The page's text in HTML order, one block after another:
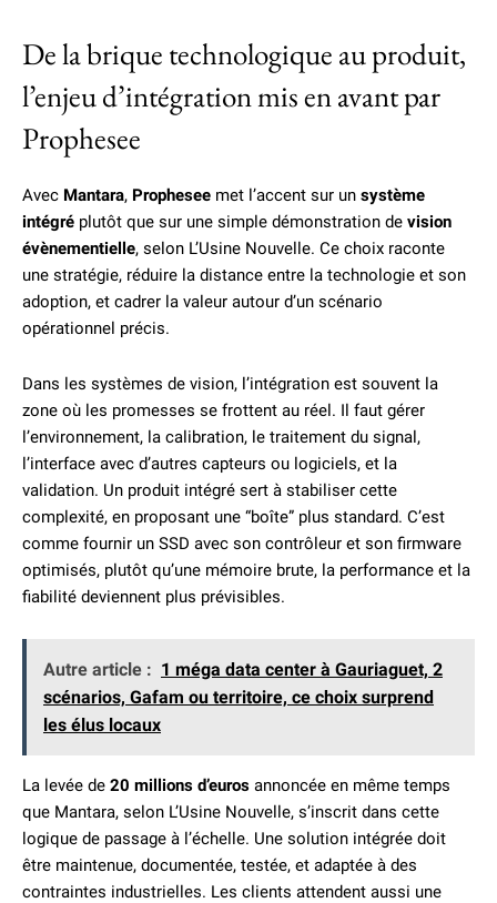
De la brique technologique au produit,
l’enjeu d’intégration mis en avant par
Prophesee
Avec Mantara, Prophesee met l’accent sur un système
intégré plutôt que sur une simple démonstration de vision
évènementielle, selon L’Usine Nouvelle. Ce choix raconte
une stratégie, réduire la distance entre la technologie et son
adoption, et cadrer la valeur autour d’un scénario
opérationnel précis.
Dans les systèmes de vision, l’intégration est souvent la
zone où les promesses se frottent au réel. Il faut gérer
l’environnement, la calibration, le traitement du signal,
l’interface avec d’autres capteurs ou logiciels, et la
validation. Un produit intégré sert à stabiliser cette
complexité, en proposant une “boîte” plus standard. C’est
comme fournir un SSD avec son contrôleur et son firmware
optimisés, plutôt qu’une mémoire brute, la performance et la
fiabilité deviennent plus prévisibles.
Autre article : 1 méga data center à Gauriaguet, 2
scénarios, Gafam ou territoire, ce choix surprend
les élus locaux
La levée de 20 millions d’euros annoncée en même temps
que Mantara, selon L’Usine Nouvelle, s’inscrit dans cette
logique de passage à l’échelle. Une solution intégrée doit
être maintenue, documentée, testée, et adaptée à des
contraintes industrielles. Les clients attendent aussi une